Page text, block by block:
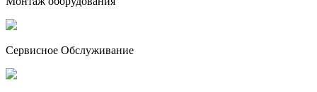
Сервисное Обслуживание